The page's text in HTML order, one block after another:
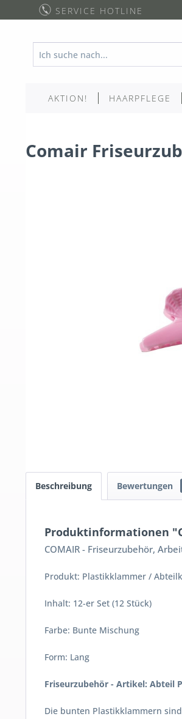
SERVICE HOTLINE
AKTION! HAARPFLEGE
Comair
Beschreibung Bewertungen
Produktinformationen
COMAIR - Friseurzubehör,
Produkt: Plastikklammer /
Inhalt: 12-er Set (12 Stück)
Farbe: Bunte Mischung
Form: Lang
Friseurzubehör - Artikel: Abteil
Die bunten Plastikklammern